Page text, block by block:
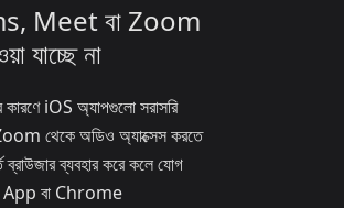
Meet বা Zoom
যাচ্ছে না
কারণে iOS অ্যাপগুলো সরাসরি
থেকে অডিও অ্যাক্সেস করতে
ব্রাউজার ব্যবহার করে কলে যোগ
App বা Chrome